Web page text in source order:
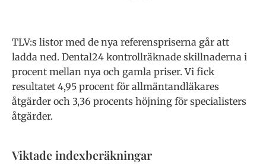
TLV:s listor med de nya referenspriserna går att
ladda ned. Dental24 kontrollräknade skillnaderna i
procent mellan nya och gamla priser. Vi fick
resultatet 4,95 procent för allmäntandläkares
åtgärder och 3,36 procents höjning för specialisters
åtgärder.
Viktade indexberäkningar